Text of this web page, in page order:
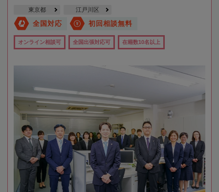
東京都 江戸川区
全国対応 初回相談無料
オンライン相談可 全国出張対応可 在籍数10名以上